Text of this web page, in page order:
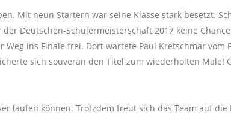
Mit neun Startern war seine Klasse stark besetzt.
der Deutschen-Schülermeisterschaft 2017 keine
ins Finale frei. Dort wartete Paul Kretschmar vom
sich souverän den Titel zum wiederholten Male!
laufen können. Trotzdem freut sich das Team auf